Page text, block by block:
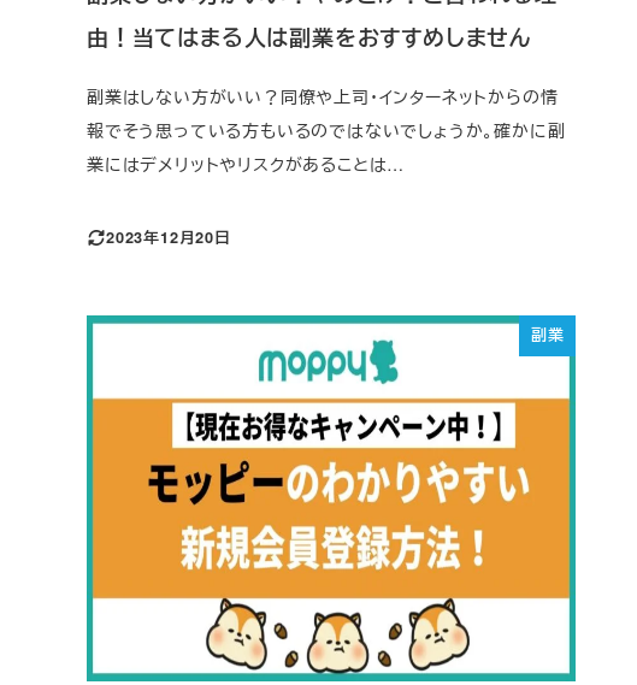
由！当てはまる人は副業をおすすめしません
副業はしない方がいい？同僚や上司・インターネットからの情
報でそう思っている方もいるのではないでしょうか。確かに副
業にはデメリットやリスクがあることは…
2023年12月20日
副業